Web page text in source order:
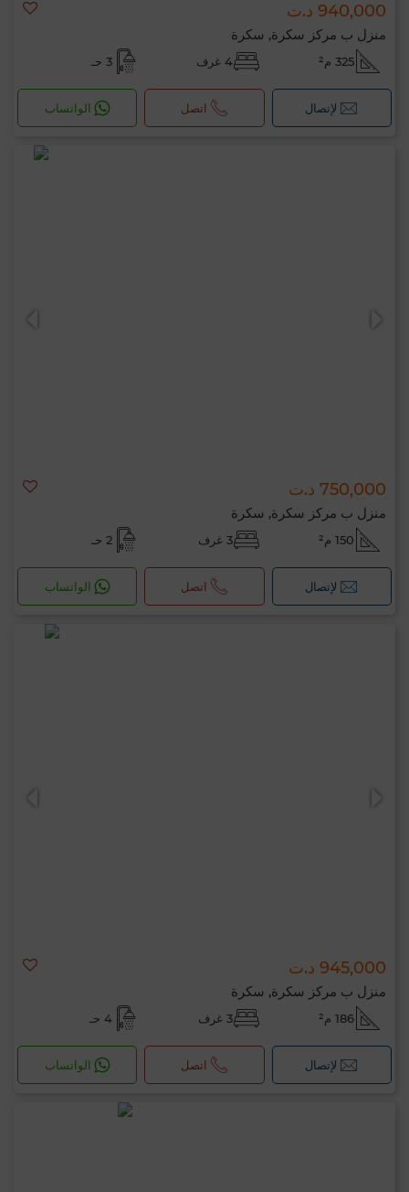
940,000 د.ت
منزل ب مركز سكرة, سكرة
325 م² 4 غرف 3 حـ
لإتصال اتصل الواتساب
750,000 د.ت
منزل ب مركز سكرة, سكرة
150 م² 3 غرف 2 حـ
لإتصال اتصل الواتساب
945,000 د.ت
منزل ب مركز سكرة, سكرة
186 م² 3 غرف 4 حـ
لإتصال اتصل الواتساب